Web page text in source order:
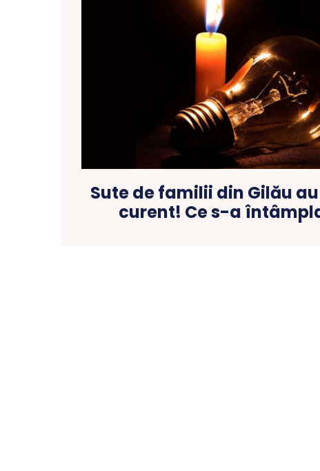
Sute de familii din Gilău
curent! Ce s-a